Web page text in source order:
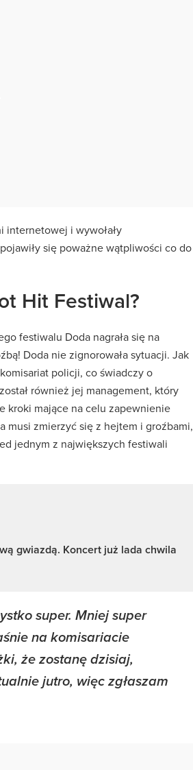
internetowej i wywołały
się poważne wątpliwości co do
Hit Festiwal?
festiwalu Doda nagrała się na
Doda nie zignorowała sytuacji. Jak
policji, co świadczy o
również jej management, który
kroki mające na celu zapewnienie
musi zmierzyć się z hejtem i groźbami,
jednym z największych festiwali
gwiazdą. Koncert już lada chwila
super. Mniej super
na komisariacie
że zostanę dzisiaj,
jutro, więc zgłaszam